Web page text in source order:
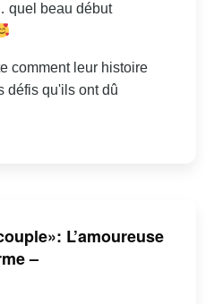
quel beau début
comment leur histoire
défis qu'ils ont dû
L’amoureuse
–